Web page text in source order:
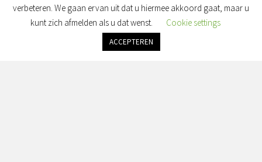
verbeteren. We gaan ervan uit dat u hiermee akkoord gaat, maar u
kunt zich afmelden als u dat wenst.
Cookie settings
ACCEPTEREN